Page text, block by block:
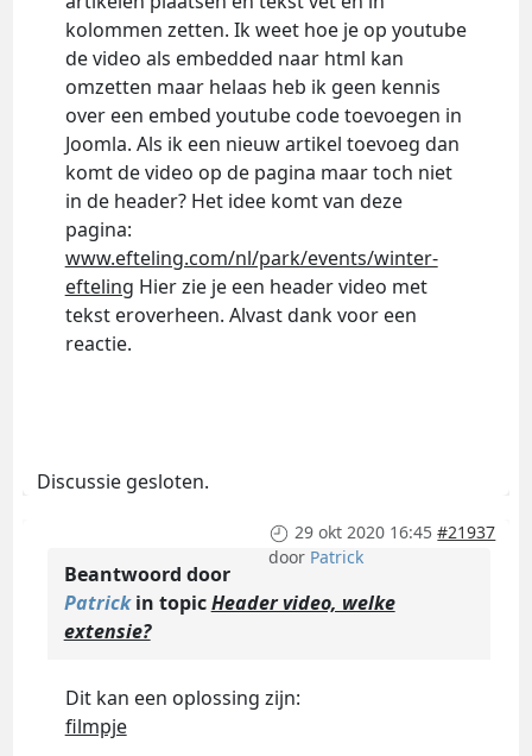
kolommen zetten. Ik weet hoe je op youtube
de video als embedded naar html kan
omzetten maar helaas heb ik geen kennis
over een embed youtube code toevoegen in
Joomla. Als ik een nieuw artikel toevoeg dan
komt de video op de pagina maar toch niet
in de header? Het idee komt van deze
pagina:
www.efteling.com/nl/park/events/winter-
efteling Hier zie je een header video met
tekst eroverheen. Alvast dank voor een
reactie.
Discussie gesloten.
29 okt 2020 16:45 #21937
door Patrick
Beantwoord door
Patrickin topicHeader video, welke
extensie?
Dit kan een oplossing zijn:
filmpje